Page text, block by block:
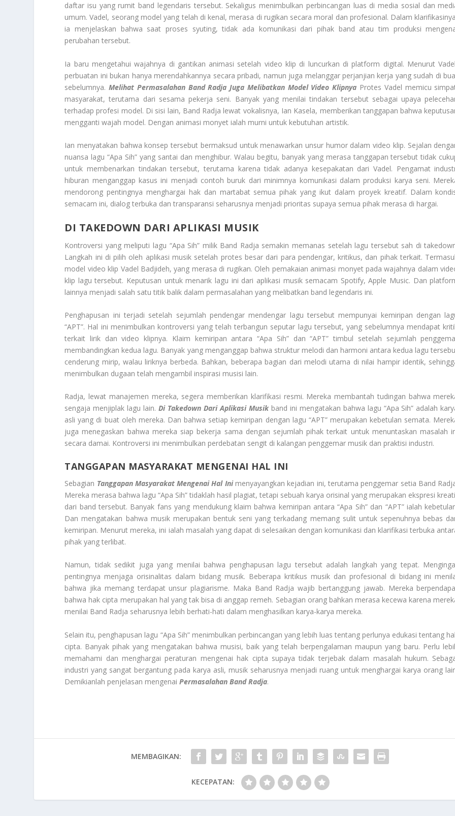
daftar isu yang rumit band legendaris tersebut. Sekaligus menimbulkan perbincangan luas di media sosial dan
umum. Vadel, seorang model yang telah di kenal, merasa di rugikan secara moral dan profesional. Dalam
ia menjelaskan bahwa saat proses syuting, tidak ada komunikasi dari pihak band atau tim produksi
perubahan tersebut.
Ia baru mengetahui wajahnya di gantikan animasi setelah video klip di luncurkan di platform digital. Menurut
perbuatan ini bukan hanya merendahkannya secara pribadi, namun juga melanggar perjanjian kerja yang sudah di
sebelumnya. Melihat Permasalahan Band Radja Juga Melibatkan Model Video Klipnya Protes Vadel memicu
masyarakat, terutama dari sesama pekerja seni. Banyak yang menilai tindakan tersebut sebagai upaya
terhadap profesi model. Di sisi lain, Band Radja lewat vokalisnya, Ian Kasela, memberikan tanggapan bahwa
mengganti wajah model. Dengan animasi monyet ialah murni untuk kebutuhan artistik.
Ian menyatakan bahwa konsep tersebut bermaksud untuk menawarkan unsur humor dalam video klip. Sejalan
nuansa lagu “Apa Sih” yang santai dan menghibur. Walau begitu, banyak yang merasa tanggapan tersebut tidak
untuk membenarkan tindakan tersebut, terutama karena tidak adanya kesepakatan dari Vadel. Pengamat
hiburan menganggap kasus ini menjadi contoh buruk dari minimnya komunikasi dalam produksi karya seni.
mendorong pentingnya menghargai hak dan martabat semua pihak yang ikut dalam proyek kreatif. Dalam
semacam ini, dialog terbuka dan transparansi seharusnya menjadi prioritas supaya semua pihak merasa di hargai.
DI TAKEDOWN DARI APLIKASI MUSIK
Kontroversi yang meliputi lagu “Apa Sih” milik Band Radja semakin memanas setelah lagu tersebut sah di
Langkah ini di pilih oleh aplikasi musik setelah protes besar dari para pendengar, kritikus, dan pihak terkait.
model video klip Vadel Badjideh, yang merasa di rugikan. Oleh pemakaian animasi monyet pada wajahnya dalam
klip lagu tersebut. Keputusan untuk menarik lagu ini dari aplikasi musik semacam Spotify, Apple Music. Dan
lainnya menjadi salah satu titik balik dalam permasalahan yang melibatkan band legendaris ini.
Penghapusan ini terjadi setelah sejumlah pendengar mendengar lagu tersebut mempunyai kemiripan dengan
“APT”. Hal ini menimbulkan kontroversi yang telah terbangun seputar lagu tersebut, yang sebelumnya mendapat
terkait lirik dan video klipnya. Klaim kemiripan antara “Apa Sih” dan “APT” timbul setelah sejumlah
membandingkan kedua lagu. Banyak yang menganggap bahwa struktur melodi dan harmoni antara kedua lagu
cenderung mirip, walau liriknya berbeda. Bahkan, beberapa bagian dari melodi utama di nilai hampir identik,
menimbulkan dugaan telah mengambil inspirasi musisi lain.
Radja, lewat manajemen mereka, segera memberikan klarifikasi resmi. Mereka membantah tudingan bahwa
sengaja menjiplak lagu lain.Di Takedown Dari Aplikasi Musikband ini mengatakan bahwa lagu “Apa Sih” adalah
asli yang di buat oleh mereka. Dan bahwa setiap kemiripan dengan lagu “APT” merupakan kebetulan semata.
juga menegaskan bahwa mereka siap bekerja sama dengan sejumlah pihak terkait untuk menuntaskan masalah
secara damai. Kontroversi ini menimbulkan perdebatan sengit di kalangan penggemar musik dan praktisi industri.
TANGGAPAN MASYARAKAT MENGENAI HAL INI
Sebagian Tanggapan Masyarakat Mengenai Hal Inimenyayangkan kejadian ini, terutama penggemar setia Band
Mereka merasa bahwa lagu “Apa Sih” tidaklah hasil plagiat, tetapi sebuah karya orisinal yang merupakan ekspresi
dari band tersebut. Banyak fans yang mendukung klaim bahwa kemiripan antara “Apa Sih” dan “APT” ialah
Dan mengatakan bahwa musik merupakan bentuk seni yang terkadang memang sulit untuk sepenuhnya bebas
kemiripan. Menurut mereka, ini ialah masalah yang dapat di selesaikan dengan komunikasi dan klarifikasi terbuka
pihak yang terlibat.
Namun, tidak sedikit juga yang menilai bahwa penghapusan lagu tersebut adalah langkah yang tepat.
pentingnya menjaga orisinalitas dalam bidang musik. Beberapa kritikus musik dan profesional di bidang ini
bahwa jika memang terdapat unsur plagiarisme. Maka Band Radja wajib bertanggung jawab. Mereka
bahwa hak cipta merupakan hal yang tak bisa di anggap remeh. Sebagian orang bahkan merasa kecewa karena
menilai Band Radja seharusnya lebih berhati-hati dalam menghasilkan karya-karya mereka.
Selain itu, penghapusan lagu “Apa Sih” menimbulkan perbincangan yang lebih luas tentang perlunya edukasi tentang
cipta. Banyak pihak yang mengatakan bahwa musisi, baik yang telah berpengalaman maupun yang baru. Perlu
memahami dan menghargai peraturan mengenai hak cipta supaya tidak terjebak dalam masalah hukum.
industri yang sangat bergantung pada karya asli, musik seharusnya menjadi ruang untuk menghargai karya orang
Demikianlah penjelasan mengenaiPermasalahan Band Radja.
MEMBAGIKAN:
KECEPATAN: